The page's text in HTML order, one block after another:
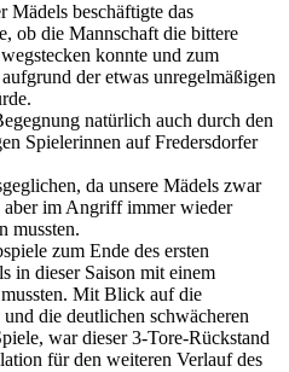
Mädels beschäftigte das
ob die Mannschaft die bittere
konnte und zum
der etwas unregelmäßigen
natürlich auch durch den
Spielerinnen auf Fredersdorfer
da unsere Mädels zwar
aber im Angriff immer wieder
mussten.
zum Ende des ersten
in dieser Saison mit einem
Mit Blick auf die
die deutlichen schwächeren
war dieser 3-Tore-Rückstand
für den weiteren Verlauf des